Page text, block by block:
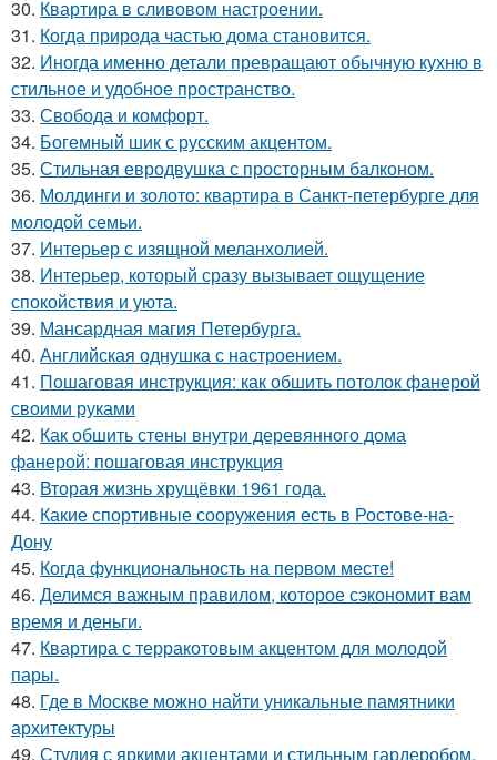
30. Квартира в сливовом настроении.
31. Когда природа частью дома становится.
32. Иногда именно детали превращают обычную кухню в
стильное и удобное пространство.
33. Свобода и комфорт.
34. Богемный шик с русским акцентом.
35. Стильная евродвушка с просторным балконом.
36. Молдинги и золото: квартира в Санкт-петербурге для
молодой семьи.
37. Интерьер с изящной меланхолией.
38. Интерьер, который сразу вызывает ощущение
спокойствия и уюта.
39. Мансардная магия Петербурга.
40. Английская однушка с настроением.
41. Пошаговая инструкция: как обшить потолок фанерой
своими руками
42. Как обшить стены внутри деревянного дома
фанерой: пошаговая инструкция
43. Вторая жизнь хрущёвки 1961 года.
44. Какие спортивные сооружения есть в Ростове-на-
Дону
45. Когда функциональность на первом месте!
46. Делимся важным правилом, которое сэкономит вам
время и деньги.
47. Квартира с терракотовым акцентом для молодой
пары.
48. Где в Москве можно найти уникальные памятники
архитектуры
49. Студия с яркими акцентами и стильным гардеробом.